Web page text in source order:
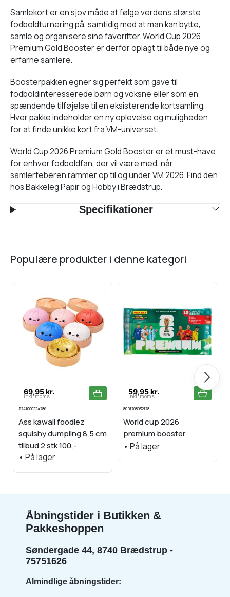
Samlekort er en sjov måde at følge verdens største
fodboldturnering på, samtidig med at man kan bytte,
samle og organisere sine favoritter. World Cup 2026
Premium Gold Booster er derfor oplagt til både nye og
erfarne samlere.
Boosterpakken egner sig perfekt som gave til
fodboldinteresserede børn og voksne eller som en
spændende tilføjelse til en eksisterende kortsamling.
Hver pakke indeholder en ny oplevelse og muligheden
for at finde unikke kort fra VM-universet.
World Cup 2026 Premium Gold Booster er et must-have
for enhver fodboldfan, der vil være med, når
samlerfeberen rammer op til og under VM 2026. Find den
hos Bakkeleg Papir og Hobby i Brædstrup.
Specifikationer
populære produkter i denne kategori
Næste
69,95 kr.
Inkl. moms
5741000224786
Ass kawaii foodiez
squishy dumpling 8,5 cm
tilbud 2 stk 100,-
• På lager
59,95 kr.
Inkl. moms
8051708032178
World cup 2026
premium booster
• På lager
Åbningstider i Butikken &
Pakkeshoppen
Søndergade 44, 8740 Brædstrup -
75751626
Almindlige åbningstider: